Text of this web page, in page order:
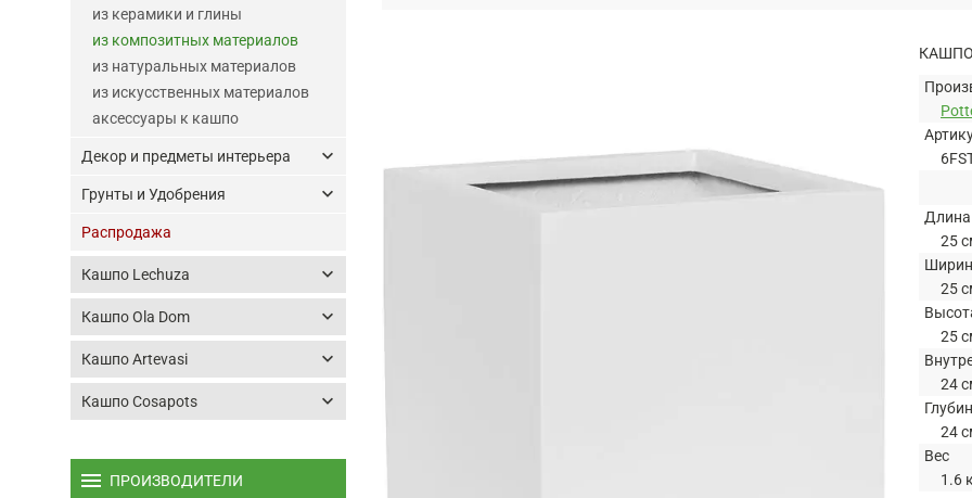
КАШПО
Длина
25
25
25
24
24
Вес
1.6
из керамики и глины
из композитных материалов
из натуральных материалов
из искусственных материалов
аксессуары к кашпо
Декор и предметы интерьера keyboard_arrow_down
Грунты и Удобрения keyboard_arrow_down
Распродажа
Кашпо Lechuza keyboard_arrow_down
Кашпо Ola Dom keyboard_arrow_down
Кашпо Artevasi keyboard_arrow_down
Кашпо Cosapots keyboard_arrow_down
menu ПРОИЗВОДИТЕЛИ